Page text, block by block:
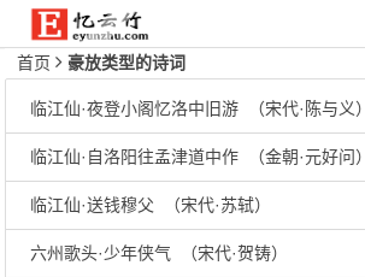
首页 豪放类型的诗词
临江仙·夜登小阁忆洛中旧游 （宋代·陈与义）
临江仙·自洛阳往孟津道中作 （金朝·元好问）
临江仙·送钱穆父 （宋代·苏轼）
六州歌头·少年侠气 （宋代·贺铸）